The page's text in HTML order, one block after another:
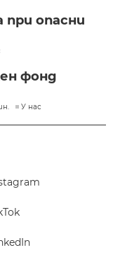
при опасни
фонд
У нас